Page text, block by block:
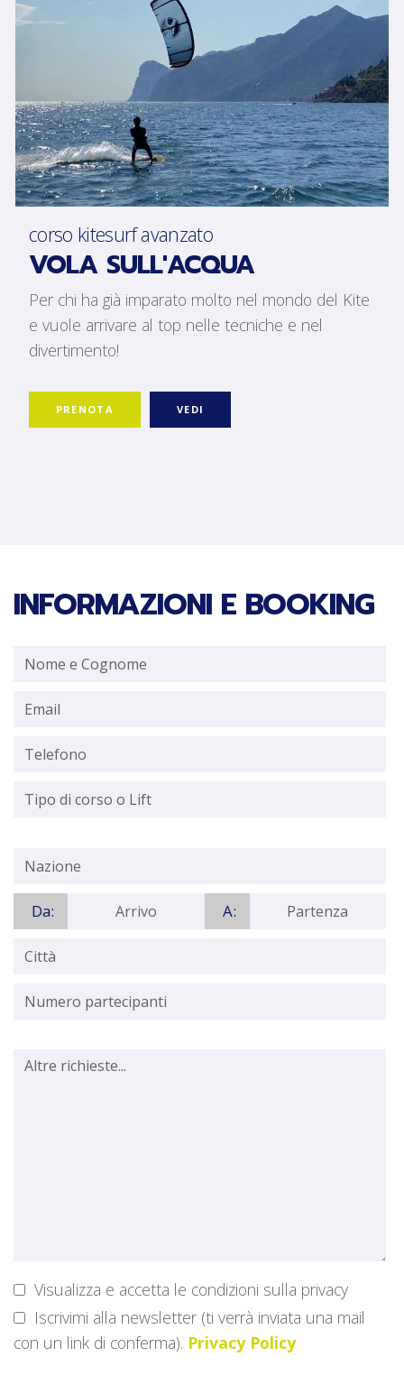
corso kitesurf avanzato
VOLA SULL'ACQUA
Per chi ha già imparato molto nel mondo del Kite
e vuole arrivare al top nelle tecniche e nel
divertimento!
PRENOTA VEDI
INFORMAZIONI E BOOKING
Da: A:
Visualizza e accetta le condizioni sulla privacy
Iscrivimi alla newsletter (ti verrà inviata una mail
con un link di conferma). Privacy Policy